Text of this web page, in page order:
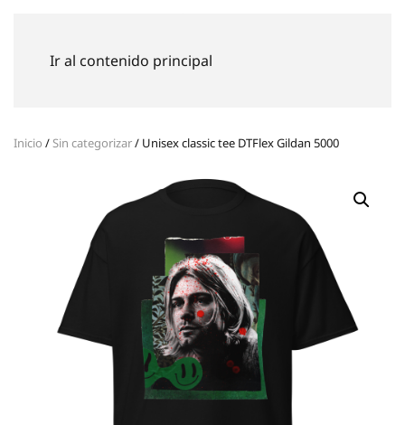
Ir al contenido principal
Inicio /Sin categorizar/ Unisex classic tee DTFlex Gildan 5000